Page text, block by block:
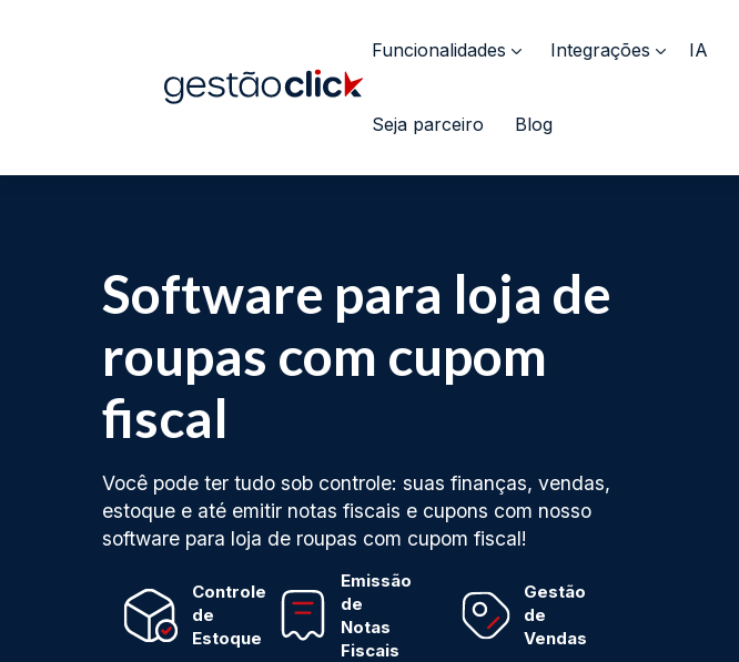
Funcionalidades Integrações IA
Seja parceiro Blog
Software para loja de
roupas com cupom
fiscal
Você pode ter tudo sob controle: suas finanças, vendas,
estoque e até emitir notas fiscais e cupons com nosso
software para loja de roupas com cupom fiscal!
Controle
de
Estoque
Emissão
de
Notas
Fiscais
Gestão
de
Vendas